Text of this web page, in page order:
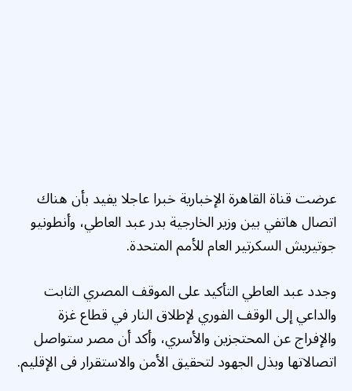
عرضت قناة القاهرة الإخبارية خبرا عاجلا يفيد بأن هناك
اتصال هاتفي بين وزير الخارجية بدر عبد العاطي، وأنطونيو
جوتيريش السكرتير العام للأمم المتحدة.
وجدد عبد العاطي التأكيد على الموقف المصري الثابت
والداعي إلى الوقف الفوري لإطلاق النار في قطاع غزة
والإفراج عن المحتجزين والأسري، وأكد أن مصر ستواصل
اتصالاتها وبذل الجهود لتحقيق الأمن والاستقرار فى الإقليم.